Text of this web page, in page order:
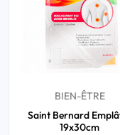
BIEN-ÊTRE
Saint Bernard
19x30cm